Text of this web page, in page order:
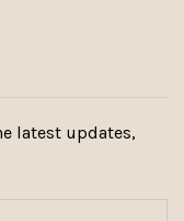
latest updates,